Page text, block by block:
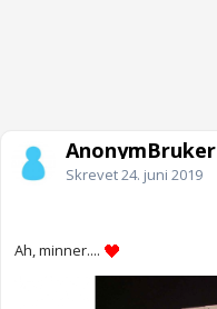
AnonymBruker
Skrevet24. juni 2019
Ah, minner....